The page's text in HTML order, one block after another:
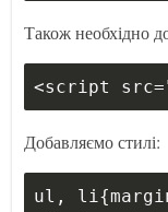
Також необхідно
<script
Добавляємо стилі:
ul,